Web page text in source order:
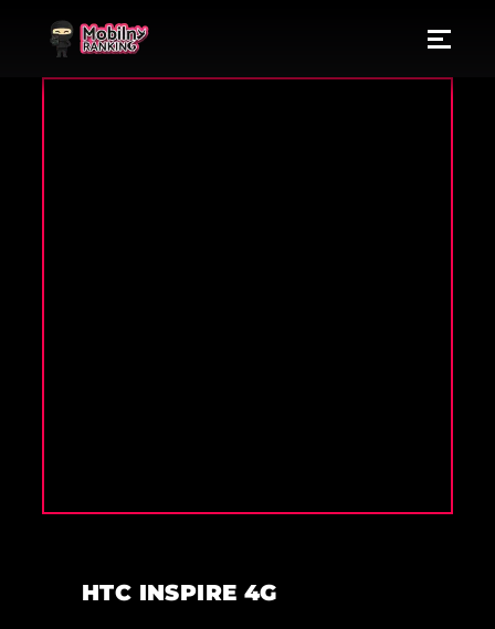
HTC INSPIRE 4G